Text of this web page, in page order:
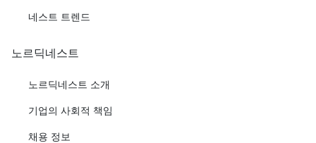
네스트 트렌드
노르딕네스트
노르딕네스트 소개
기업의 사회적 책임
채용 정보